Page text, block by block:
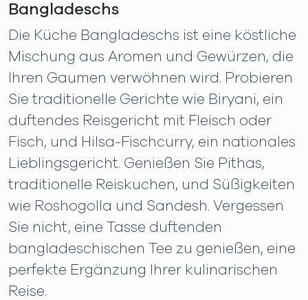
Bangladeschs
Die Küche Bangladeschs ist eine köstliche
Mischung aus Aromen und Gewürzen, die
Ihren Gaumen verwöhnen wird. Probieren
Sie traditionelle Gerichte wie Biryani, ein
duftendes Reisgericht mit Fleisch oder
Fisch, und Hilsa-Fischcurry, ein nationales
Lieblingsgericht. Genießen Sie Pithas,
traditionelle Reiskuchen, und Süßigkeiten
wie Roshogolla und Sandesh. Vergessen
Sie nicht, eine Tasse duftenden
bangladeschischen Tee zu genießen, eine
perfekte Ergänzung Ihrer kulinarischen
Reise.